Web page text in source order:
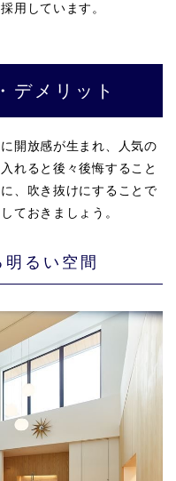
用しています。
デメリット
開放感が生まれ、人気の
れると後々後悔すること
、吹き抜けにすることで
ておきましょう。
るい空間